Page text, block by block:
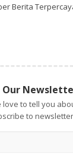
Berita
Our
love to tell you
to